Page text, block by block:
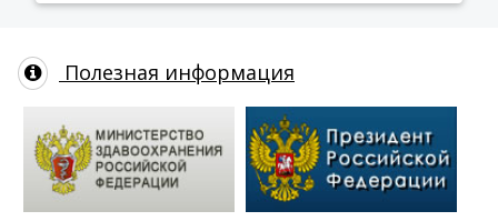
Полезная информация